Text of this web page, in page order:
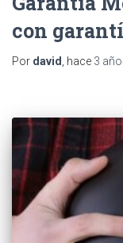
con
Por david , hace 3